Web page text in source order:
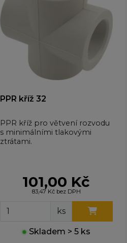
PPR kříž 32
PPR kříž pro větvení rozvodu
s minimálními tlakovými
ztrátami.
101,00 Kč
83,47 Kč bez DPH
ks
● Skladem > 5 ks